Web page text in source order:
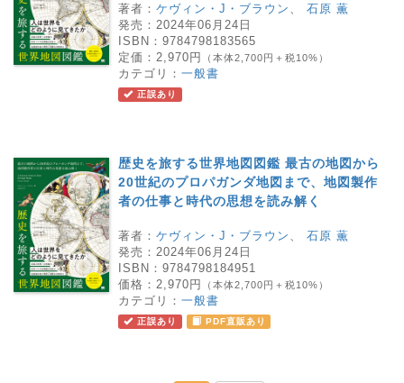
著者： ケヴィン・J・ブラウン
石原 薫
発売： 2024年06月24日
ISBN： 9784798183565
定価： 2,970円 （本体2,700円＋税10%）
カテゴリ： 一般書
正誤あり
歴史を旅する世界地図図鑑 最古の地図から
20世紀のプロパガンダ地図まで、地図製作
者の仕事と時代の思想を読み解く
著者： ケヴィン・J・ブラウン
石原 薫
発売： 2024年06月24日
ISBN： 9784798184951
価格： 2,970円 （本体2,700円＋税10%）
カテゴリ： 一般書
正誤あり PDF直販あり